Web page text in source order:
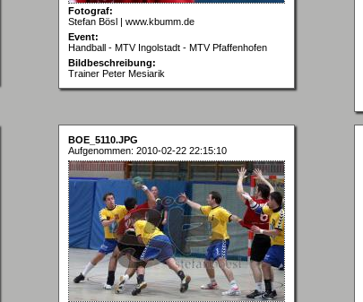
Fotograf:
Stefan Bösl | www.kbumm.de
Event:
Handball - MTV Ingolstadt - MTV Pfaffenhofen
Bildbeschreibung:
Trainer Peter Mesiarik
BOE_5110.JPG
Aufgenommen: 2010-02-22 22:15:10